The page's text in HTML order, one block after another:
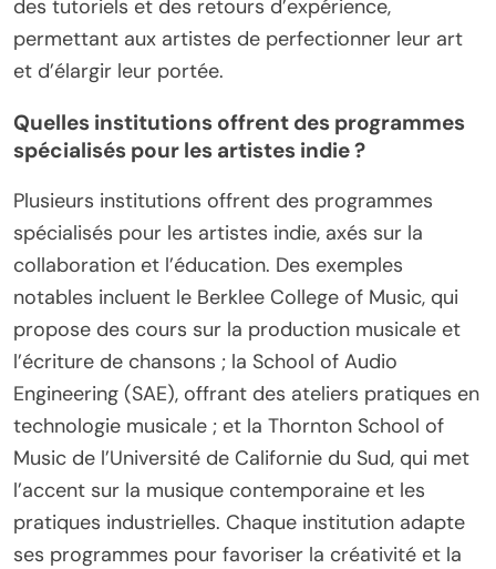
des tutoriels et des retours d’expérience,
permettant aux artistes de perfectionner leur art
et d’élargir leur portée.
Quelles institutions offrent des programmes
spécialisés pour les artistes indie ?
Plusieurs institutions offrent des programmes
spécialisés pour les artistes indie, axés sur la
collaboration et l’éducation. Des exemples
notables incluent le Berklee College of Music, qui
propose des cours sur la production musicale et
l’écriture de chansons ; la School of Audio
Engineering (SAE), offrant des ateliers pratiques en
technologie musicale ; et la Thornton School of
Music de l’Université de Californie du Sud, qui met
l’accent sur la musique contemporaine et les
pratiques industrielles. Chaque institution adapte
ses programmes pour favoriser la créativité et la